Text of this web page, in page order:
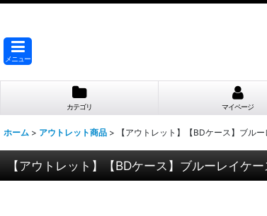
メニュー
カテゴリ マイページ
ホーム > アウトレット商品 > 【アウトレット】【BDケース】ブル
【アウトレット】【BDケース】ブルーレイケ